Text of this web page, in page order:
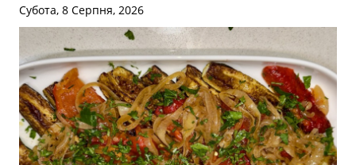
Субота, 8 Серпня, 2026